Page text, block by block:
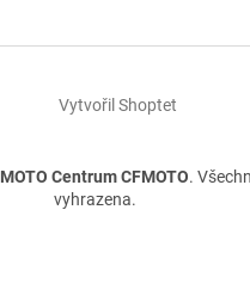
Vytvořil Shoptet
MOTO Centrum CFMOTO.
vyhrazena.